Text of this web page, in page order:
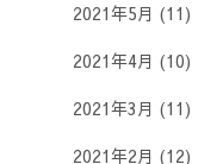
2021年5月 (11)
2021年4月 (10)
2021年3月 (11)
2021年2月 (12)